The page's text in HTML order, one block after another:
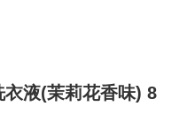
液(茉莉花香味) 8